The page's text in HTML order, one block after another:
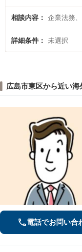
相談内容 企業法務
詳細条件 未選択
広島市東区から近い
電話でお問い合